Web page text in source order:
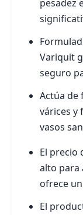
pesadez
Variquit
seguro
Actúa de
várices y
vasos
El precio
alto para
ofrece
El